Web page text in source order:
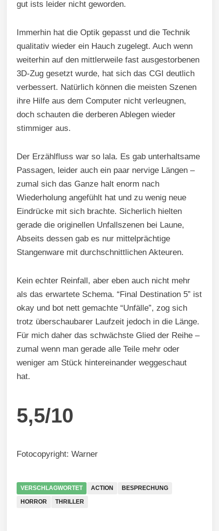
gut ists leider nicht geworden.
Immerhin hat die Optik gepasst und die Technik
qualitativ wieder ein Hauch zugelegt. Auch wenn
weiterhin auf den mittlerweile fast ausgestorbenen
3D-Zug gesetzt wurde, hat sich das CGI deutlich
verbessert. Natürlich können die meisten Szenen
ihre Hilfe aus dem Computer nicht verleugnen,
doch schauten die derberen Ablegen wieder
stimmiger aus.
Der Erzählfluss war so lala. Es gab unterhaltsame
Passagen, leider auch ein paar nervige Längen –
zumal sich das Ganze halt enorm nach
Wiederholung angefühlt hat und zu wenig neue
Eindrücke mit sich brachte. Sicherlich hielten
gerade die originellen Unfallszenen bei Laune,
Abseits dessen gab es nur mittelprächtige
Stangenware mit durchschnittlichen Akteuren.
Kein echter Reinfall, aber eben auch nicht mehr
als das erwartete Schema. “Final Destination 5” ist
okay und bot nett gemachte “Unfälle”, zog sich
trotz überschaubarer Laufzeit jedoch in die Länge.
Für mich daher das schwächste Glied der Reihe –
zumal wenn man gerade alle Teile mehr oder
weniger am Stück hintereinander weggeschaut
hat.
5,5/10
Fotocopyright: Warner
VERSCHLAGWORTET ACTION
BESPRECHUNG
HORROR
THRILLER